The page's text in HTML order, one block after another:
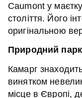
Caumont у
століття. Його
оригінальною
Природний
Камарг
винятком
місце в Європі,